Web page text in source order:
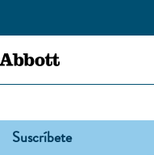
Suscríbete